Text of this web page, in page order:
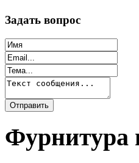
Задать вопрос
Фурнитура